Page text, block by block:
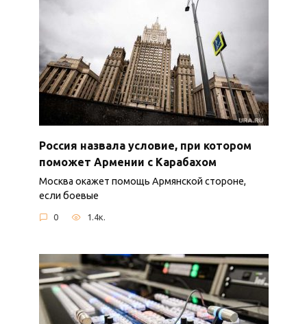
Россия назвала условие, при котором
поможет Армении с Карабахом
Москва окажет помощь Армянской стороне,
если боевые
0 1.4к.